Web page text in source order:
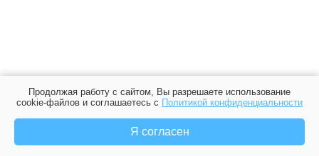
Продолжая работу с сайтом, Вы разрешаете использование
cookie-файлов и соглашаетесь с Политикой конфиденциальности
Я согласен